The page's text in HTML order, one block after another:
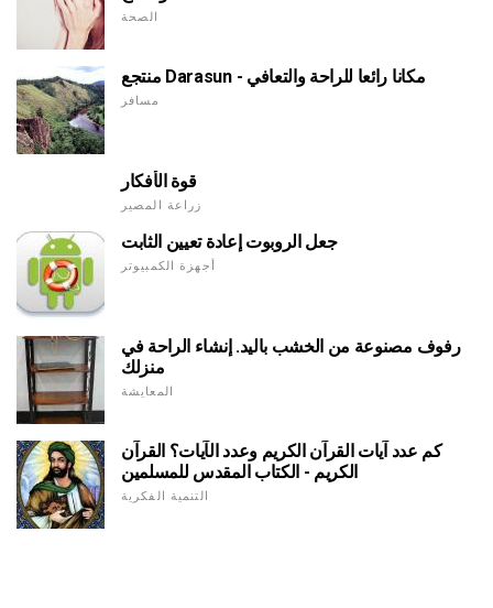
الصحة
منتجع Darasun - مكانا رائعا للراحة والتعافي
مسافر
قوة الأفكار
زراعة المصير
جعل الروبوت إعادة تعيين الثابت
أجهزة الكمبيوتر
رفوف مصنوعة من الخشب باليد. إنشاء الراحة في
منزلك
المعايشة
كم عدد آيات القرآن الكريم وعدد الآيات؟ القرآن
الكريم - الكتاب المقدس للمسلمين
التنمية الفكرية